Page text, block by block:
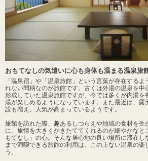
おもてなしの気遣いに心も身体も温まる温泉旅
「温泉宿」や「温泉旅館」という言葉が存在する
れない間柄なのが旅館です。古くは外湯の温泉を中
形成していた温泉旅館ですが、今では多くが内湯を
湯が楽しめるようになっています。また最近は、露
設も増え、人気が高まっているようです。
旅館を訪れた際、趣あるしつらえや地域の食材を生
に、旅情を大きくかきたててくれるのが細やかなと
もてなし」の心。そんな居心地の良い場所に滞在し
まで満喫できる旅館の利用は、この上ない温泉の楽
う。